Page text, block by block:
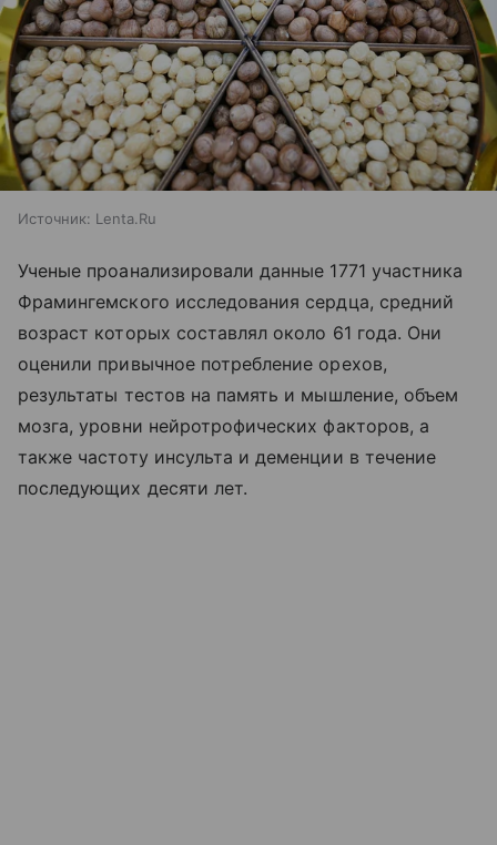
Источник: Lenta.Ru
Ученые проанализировали данные 1771 участника
Фрамингемского исследования сердца, средний
возраст которых составлял около 61 года. Они
оценили привычное потребление орехов,
результаты тестов на память и мышление, объем
мозга, уровни нейротрофических факторов, а
также частоту инсульта и деменции в течение
последующих десяти лет.